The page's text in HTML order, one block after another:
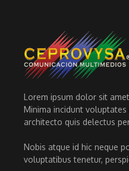
Lorem ipsum dolor sit
Minima incidunt
architecto quis delectus
Nobis atque id hic neque
voluptatibus tenetur,